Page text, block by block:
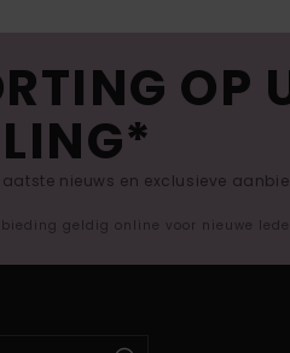
OP
nieuws en exclusieve
geldig online voor nieuwe